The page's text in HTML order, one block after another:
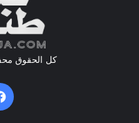
كل الحقوق